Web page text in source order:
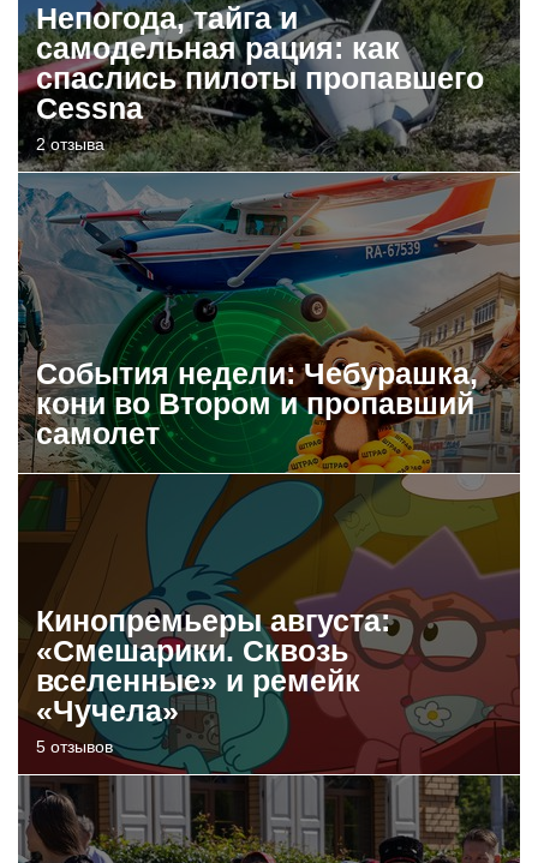
Непогода, тайга и
самодельная рация: как
спаслись пилоты пропавшего
Cessna
2 отзыва
События недели: Чебурашка,
кони во Втором и пропавший
самолет
Кинопремьеры августа:
«Смешарики. Сквозь
вселенные» и ремейк
«Чучела»
5 отзывов